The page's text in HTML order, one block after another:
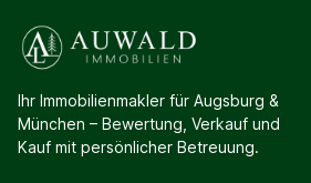
Ihr Immobilienmakler für Augsburg &
München – Bewertung, Verkauf und
Kauf mit persönlicher Betreuung.